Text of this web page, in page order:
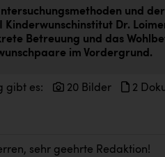
und
Kinderwunschinstitut Dr.
Betreuung und das
im Vordergrund.
gibt es: 20 Bilder 2
sehr geehrte Redaktion!